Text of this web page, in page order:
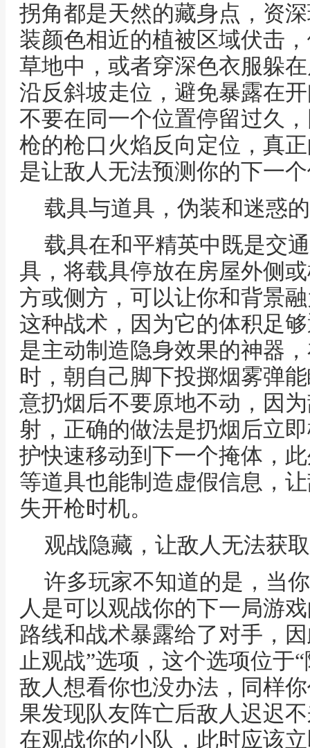
拐角都是天然的藏身点，资
装颜色相近的植被区域伏击
草地中，或者穿深色衣服躲
沿反斜坡走位，避免暴露在
不要在同一个位置停留过久
枪的枪口火焰反向定位，真
是让敌人无法预测你的下一
载具与道具，伪装和迷惑
载具在和平精英中既是交
具，将载具停放在房屋外侧
方或侧方，可以让你和背景
这种战术，因为它的体积足
是主动制造隐身效果的神器
时，朝自己脚下投掷烟雾弹
意扔烟后不要原地不动，因
射，正确的做法是扔烟后立
护快速移动到下一个掩体，
等道具也能制造虚假信息，
失开枪时机。
观战隐藏，让敌人无法获
许多玩家不知道的是，当
人是可以观战你的下一局游
路线和战术暴露给了对手，
止观战”选项，这个选项位于
敌人想看你也没办法，同样
果发现队友阵亡后敌人迟迟
在观战你的小队，此时应该